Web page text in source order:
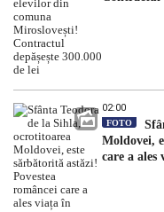
02:00
FOTO
Moldovei,
care a